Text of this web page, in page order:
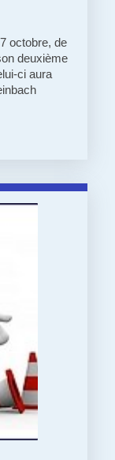
octobre, de
deuxième
ci aura